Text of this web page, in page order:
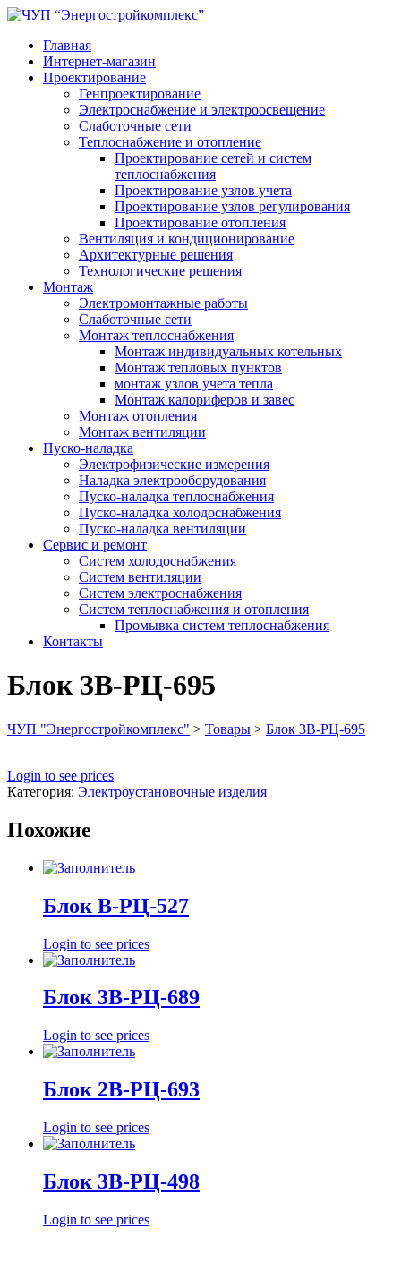
Главная
Интернет-магазин
Проектирование
Генпроектирование
Электроснабжение и электроосвещение
Слаботочные сети
Теплоснабжение и отопление
Проектирование сетей и систем
теплоснабжения
Проектирование узлов учета
Проектирование узлов регулирования
Проектирование отопления
Вентиляция и кондиционирование
Архитектурные решения
Технологические решения
Монтаж
Электромонтажные работы
Слаботочные сети
Монтаж теплоснабжения
Монтаж индивидуальных котельных
Монтаж тепловых пунктов
монтаж узлов учета тепла
Монтаж калориферов и завес
Монтаж отопления
Монтаж вентиляции
Пуско-наладка
Электрофизические измерения
Наладка электрооборудования
Пуско-наладка теплоснабжения
Пуско-наладка холодоснабжения
Пуско-наладка вентиляции
Сервис и ремонт
Систем холодоснабжения
Систем вентиляции
Систем электроснабжения
Систем теплоснабжения и отопления
Промывка систем теплоснабжения
Контакты
Блок 3В-РЦ-695
ЧУП "Энергостройкомплекс" > Товары > Блок 3В-РЦ-695
Login to see prices
Категория: Электроустановочные изделия
Похожие
Блок В-РЦ-527
Login to see prices
Блок 3В-РЦ-689
Login to see prices
Блок 2В-РЦ-693
Login to see prices
Блок 3В-РЦ-498
Login to see prices